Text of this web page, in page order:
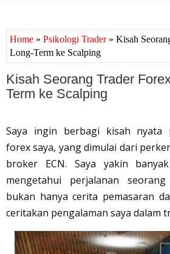
Home » Psikologi Trader» Kisah
Long-Term ke Scalping
Kisah Seorang Trader
Term ke Scalping
Saya ingin berbagi kisah nyata
forex saya, yang dimulai dari
broker ECN. Saya yakin
mengetahui perjalanan
bukan hanya cerita pemasaran
ceritakan pengalaman saya dalam